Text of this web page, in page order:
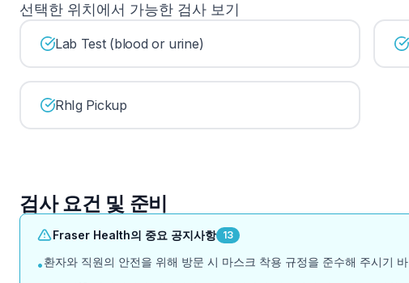
선택한 위치에서 가능한 검사 보기
Lab Test (blood or urine)
RhIg Pickup
검사 요건 및 준비
Fraser Health의 중요 공지사항 13
•환자와 직원의 안전을 위해 방문 시 마스크 착용 규정을 준수해 주시기